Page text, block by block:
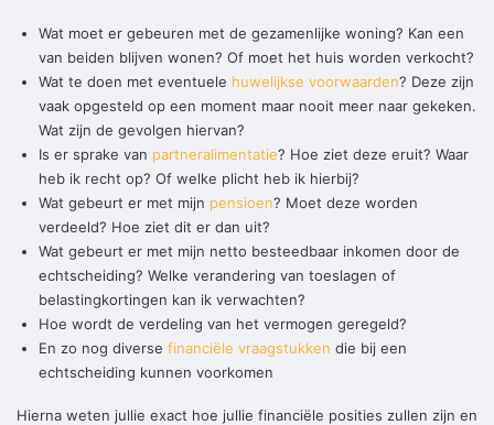
Wat moet er gebeuren met de gezamenlijke woning? Kan een
van beiden blijven wonen? Of moet het huis worden verkocht?
Wat te doen met eventuele huwelijkse voorwaarden? Deze zijn
vaak opgesteld op een moment maar nooit meer naar gekeken.
Wat zijn de gevolgen hiervan?
Is er sprake van partneralimentatie? Hoe ziet deze eruit? Waar
heb ik recht op? Of welke plicht heb ik hierbij?
Wat gebeurt er met mijn pensioen? Moet deze worden
verdeeld? Hoe ziet dit er dan uit?
Wat gebeurt er met mijn netto besteedbaar inkomen door de
echtscheiding? Welke verandering van toeslagen of
belastingkortingen kan ik verwachten?
Hoe wordt de verdeling van het vermogen geregeld?
En zo nog diverse financiële vraagstukken die bij een
echtscheiding kunnen voorkomen
Hierna weten jullie exact hoe jullie financiële posities zullen zijn en